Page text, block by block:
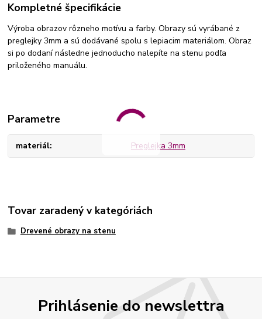
Kompletné špecifikácie
Výroba obrazov rôzneho motívu a farby. Obrazy sú vyrábané z
preglejky 3mm a sú dodávané spolu s lepiacim materiálom. Obraz
si po dodaní následne jednoducho nalepíte na stenu podľa
priloženého manuálu.
Parametre
materiál Preglejka 3mm
Tovar zaradený v kategóriách
Drevené obrazy na stenu
Prihlásenie do newslettra